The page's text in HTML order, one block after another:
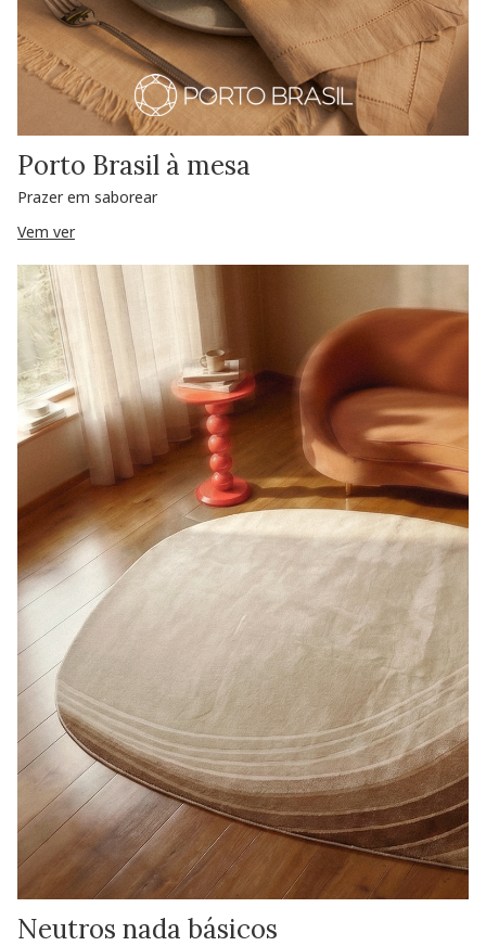
Porto Brasil à mesa
Prazer em saborear
Vem ver
Neutros nada básicos